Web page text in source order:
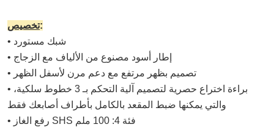
تخصيص:
• شبك مستورد
• إطار أسود مصنوع من الألياف مع الزجاج
• تصميم بظهر مرتفع مع دعم مرن لأسفل الظهر
• براءة اختراع حصرية لتصميم آلية التحكم بـ 3 خطوط سلكية،
والتي يمكنها ضبط المقعد بالكامل بأطراف أصابعك فقط
• رفع الغاز SHS فئة 4: 100 ملم